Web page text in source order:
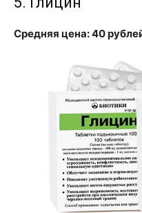
Средняя цена: 40